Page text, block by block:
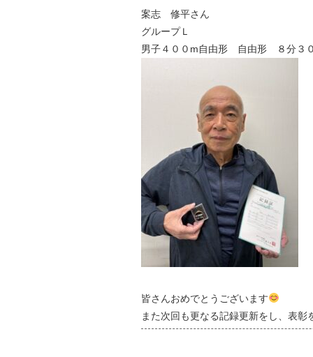
案志 修平さん
グループＬ
男子４００m自由形 自由形 ８分３
皆さんおめでとうございます
また次回も更なる記録更新をし、表彰